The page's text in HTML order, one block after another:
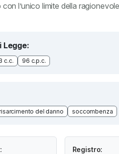
l’unico limite della
Legge:
c.c. 96 c.p.c.
del danno soccombenza
Registro: